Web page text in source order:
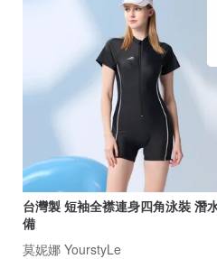
台灣製 短袖全襟連身四角泳裝 潛
備
莫妮娜 YourstyLe